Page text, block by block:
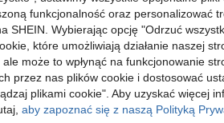
funkcjonalność oraz personalizować
SHEIN. Wybierając opcję "Odrzuć
które umożliwiają działanie naszej
może to wpłynąć na funkcjonowanie
przez nas plików cookie i dostosować
plikami cookie". Aby uzyskać więcej
aby zapoznać się z naszą Polityką